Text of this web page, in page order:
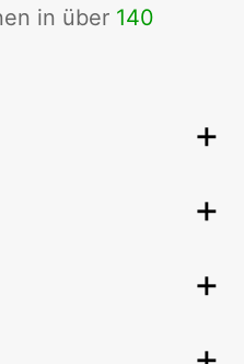
in über 140